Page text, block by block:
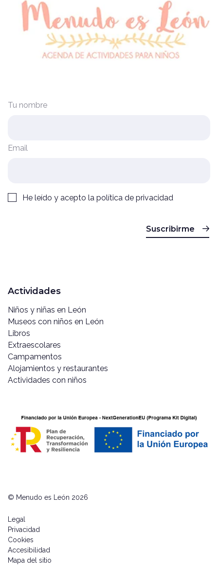
Tu nombre
Email
He leído y acepto la política de privacidad
Suscribirme
Actividades
Niños y niñas en León
Museos con niños en León
Libros
Extraescolares
Campamentos
Alojamientos y restaurantes
Actividades con niños
© Menudo es León 2026
Legal
Privacidad
Cookies
Accesibilidad
Mapa del sitio